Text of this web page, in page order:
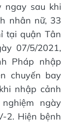
ngay sau khi
nhân nữ, 33
tại quận Tân
07/5/2021,
Pháp nhập
chuyến bay
nhập cảnh
ngày
2. Hiện bệnh